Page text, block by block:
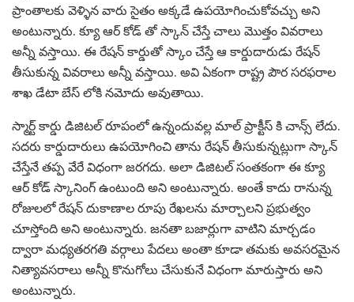
ప్రాంతాలకు వెళ్ళిన వారు సైతం అక్కడే ఉపయోగించుకోవచ్చు అని
అంటున్నారు. క్యూ ఆర్ కోడ్ తో స్కాన్ చేస్తే చాలు మొత్తం వివరాలు
అన్నీ వస్తాయి. ఈ రేషన్ కార్డుతో స్కాం చేస్తే ఆ కార్డుదారుడు రేషన్
తీసుకున్న వివరాలు అన్నీ వస్తాయి. అవి ఏకంగా రాష్ట్ర పౌర సరఫరాల
శాఖ డేటా బేస్ లోకి నమోదు అవుతాయి.
స్మార్ట్ కార్డు డిజిటల్ రూపంలో ఉన్నందువల్ల మాల్ ప్రాక్టీస్ కి చాన్స్ లేదు.
సదరు కార్డుదారులు ఉపయోగించి తాను రేషన్ తీసుకున్నట్లుగా స్కాన్
చేస్తేనే తప్ప వేరే విధంగా జరగదు. అలా డిజిటల్ సంతకంగా ఈ క్యూ
ఆర్ కోడ్ స్కానింగ్ ఉంటుంది అని అంటున్నారు. అంతే కాదు రానున్న
రోజులలో రేషన్ దుకాణాల రూపు రేఖలను మార్చాలని ప్రభుత్వం
చూస్తోంది అని అంటున్నారు. జనతా బజార్లుగా వాటిని మార్చడం
ద్వారా మధ్యతరగతి వర్గాలు పేదలు అంతా కూడా తమకు అవసరమైన
నిత్యావసరాలు అన్నీ కొనుగోలు చేసుకునే విధంగా మారుస్తారు అని
అంటున్నారు.